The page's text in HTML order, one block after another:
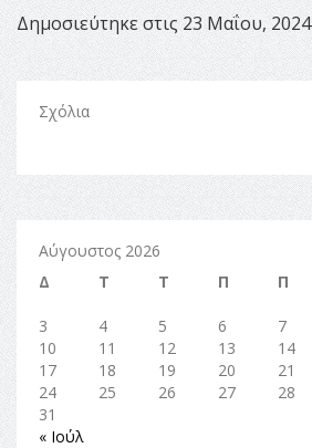
Δημοσιεύτηκε στις 23 Μαΐου, 2024
Σχόλια
Αύγουστος 2026
Δ
Τ Τ Π Π
3
4 5 6 7
10
11 12 13 14
17
18 19 20 21
24
25 26 27 28
31
« Ιούλ